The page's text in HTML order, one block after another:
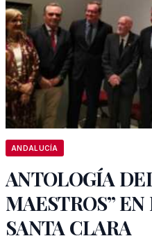
ANDALUCÍA
ANTOLOGÍA
MAESTROS”
SANTA CLARA